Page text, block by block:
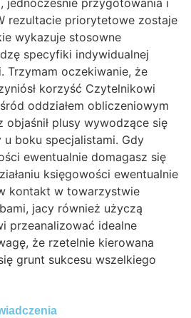
jednocześnie przygotowania i
rezultacie priorytetowe zostaje
wykazuje stosowne
specyfiki indywidualnej
Trzymam oczekiwanie, że
korzyść Czytelnikowi
oddziałem obliczeniowym
plusy wywodzące się
u boku specjalistami. Gdy
ewentualnie domagasz się
księgowości ewentualnie
kontakt w towarzystwie
jacy również użyczą
przeanalizować idealne
że rzetelnie kierowana
grunt sukcesu wszelkiego